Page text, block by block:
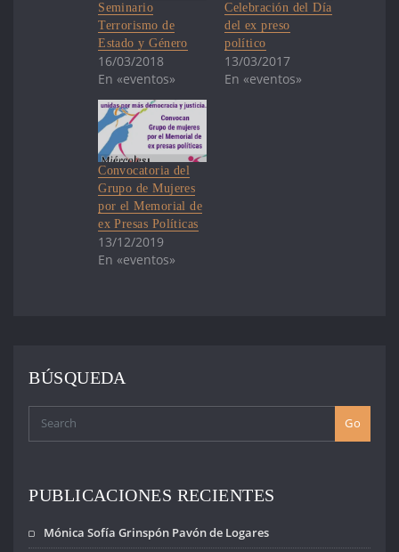
Seminario
Terrorismo de
Estado y Género
16/03/2018
En «eventos»
Celebración del Día
del ex preso
político
13/03/2017
En «eventos»
Convocatoria del
Grupo de Mujeres
por el Memorial de
ex Presas Políticas
13/12/2019
En «eventos»
BÚSQUEDA
Go
PUBLICACIONES RECIENTES
Mónica Sofía Grinspón Pavón de Logares